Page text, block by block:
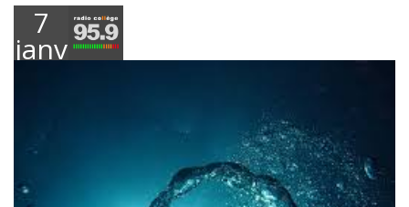
7
janvier